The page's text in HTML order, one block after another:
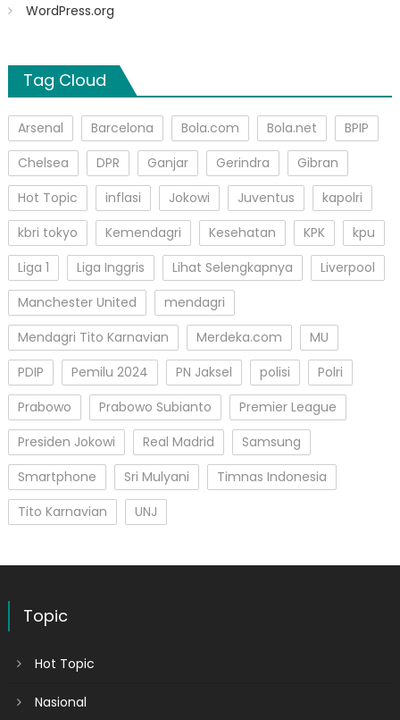
WordPress.org
Tag Cloud
Arsenal Barcelona Bola.com Bola.net
BPIP
Chelsea
DPR Ganjar Gerindra
Gibran
Hot Topic
inflasi Jokowi Juventus
kapolri
kbri tokyo
Kemendagri Kesehatan KPK
kpu
Liga 1
Liga Inggris Lihat Selengkapnya
Liverpool
Manchester United
mendagri
Mendagri Tito Karnavian
Merdeka.com
MU
PDIP
Pemilu 2024 PN Jaksel polisi
Polri
Prabowo
Prabowo Subianto
Premier League
Presiden Jokowi
Real Madrid
Samsung
Smartphone
Sri Mulyani
Timnas Indonesia
Tito Karnavian
UNJ
Topic
Hot Topic
Nasional